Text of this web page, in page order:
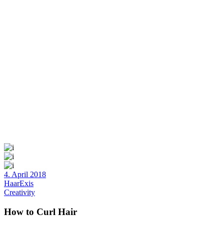
4. April 2018
HaarExis
Creativity
How to Curl Hair